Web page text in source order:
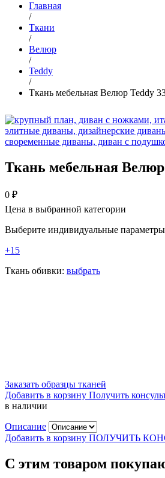
Главная
/
Ткани
/
Велюр
/
Teddy
/
Ткань мебельная Велюр Teddy
Ткань мебельная
0 ₽
Цена в выбранной категории
Выберите индивидуальные параметры
+15
Ткань обивки: выбрать
Заказать образцы тканей
Добавить в корзину Получить
в наличии
Описание
Добавить в корзину ПОЛУЧИТЬ
С этим товаром